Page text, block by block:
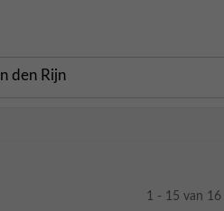
1 - 15 van 16